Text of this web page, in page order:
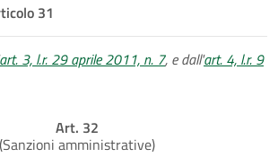
31
art. 3, l.r. 29 aprile 2011, n. 7, e dall'art. 4, l.r. 9
Art. 32
(Sanzioni amministrative)